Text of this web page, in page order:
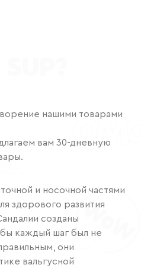
нашими товарами
вам 30-дневную
и носочной частями
здорового развития
созданы
каждый шаг был не
они
вальгусной